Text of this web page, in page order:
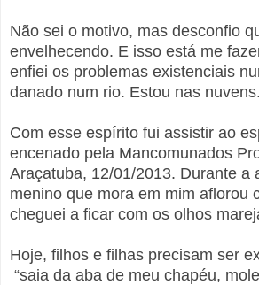
Não sei o motivo, mas desconfio
envelhecendo. E isso está me
enfiei os problemas existenciais
danado num rio. Estou nas nuvens.
Com esse espírito fui assistir ao
encenado pela Mancomunados
Araçatuba, 12/01/2013. Durante a
menino que mora em mim aflorou
cheguei a ficar com os olhos
Hoje, filhos e filhas precisam ser
“saia da aba de meu chapéu,